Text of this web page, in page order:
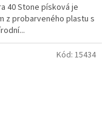
40 Stone písková je
z probarveného plastu s
Kód: 15434